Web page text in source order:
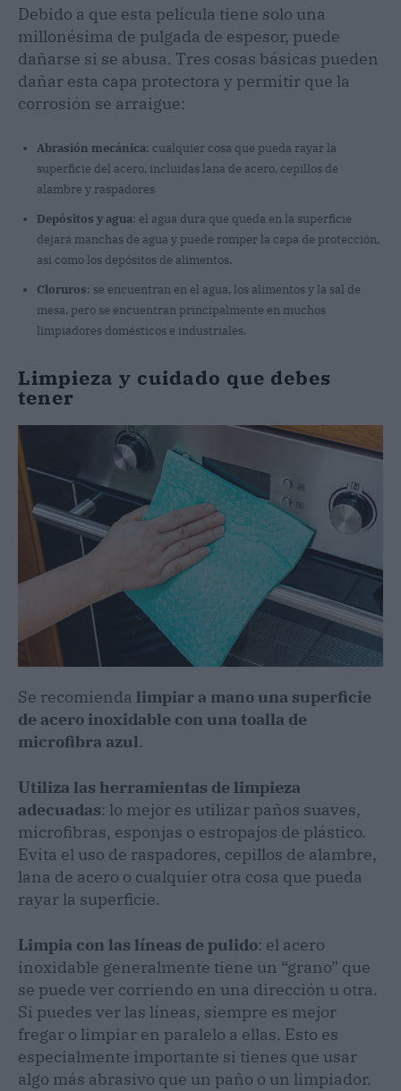
Debido a que esta película tiene solo una
millonésima de pulgada de espesor, puede
dañarse si se abusa. Tres cosas básicas pueden
dañar esta capa protectora y permitir que la
corrosión se arraigue:
Abrasión mecánica: cualquier cosa que pueda rayar la
superficie del acero, incluidas lana de acero, cepillos de
alambre y raspadores
Depósitos y agua: el agua dura que queda en la superficie
dejará manchas de agua y puede romper la capa de protección,
así como los depósitos de alimentos.
Cloruros: se encuentran en el agua, los alimentos y la sal de
mesa, pero se encuentran principalmente en muchos
limpiadores domésticos e industriales.
Limpieza y cuidado que debes
tener
Se recomienda limpiar a mano una superficie
de acero inoxidable con una toalla de
microfibra azul.
Utiliza las herramientas de limpieza
adecuadas: lo mejor es utilizar paños suaves,
microfibras, esponjas o estropajos de plástico.
Evita el uso de raspadores, cepillos de alambre,
lana de acero o cualquier otra cosa que pueda
rayar la superficie.
Limpia con las líneas de pulido: el acero
inoxidable generalmente tiene un “grano” que
se puede ver corriendo en una dirección u otra.
Si puedes ver las líneas, siempre es mejor
fregar o limpiar en paralelo a ellas. Esto es
especialmente importante si tienes que usar
algo más abrasivo que un paño o un limpiador.